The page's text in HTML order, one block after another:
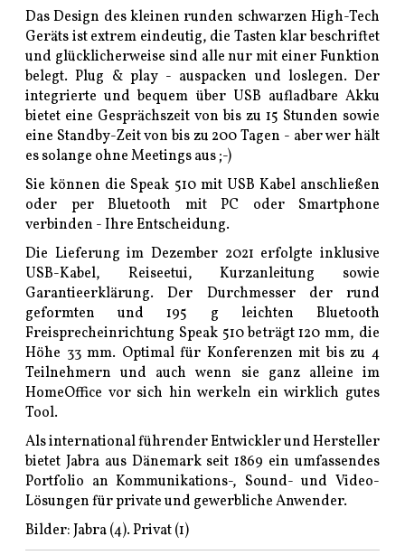
Das Design des kleinen runden schwarzen High-Tech
Geräts ist extrem eindeutig, die Tasten klar beschriftet
und glücklicherweise sind alle nur mit einer Funktion
belegt. Plug & play - auspacken und loslegen. Der
integrierte und bequem über USB aufladbare Akku
bietet eine Gesprächszeit von bis zu 15 Stunden sowie
eine Standby-Zeit von bis zu 200 Tagen - aber wer hält
es solange ohne Meetings aus ;-)
Sie können die Speak 510 mit USB Kabel anschließen
oder per Bluetooth mit PC oder Smartphone
verbinden - Ihre Entscheidung.
Die Lieferung im Dezember 2021 erfolgte inklusive
USB-Kabel, Reiseetui, Kurzanleitung sowie
Garantieerklärung. Der Durchmesser der rund
geformten und 195 g leichten Bluetooth
Freisprecheinrichtung Speak 510 beträgt 120 mm, die
Höhe 33 mm. Optimal für Konferenzen mit bis zu 4
Teilnehmern und auch wenn sie ganz alleine im
HomeOffice vor sich hin werkeln ein wirklich gutes
Tool.
Als international führender Entwickler und Hersteller
bietet Jabra aus Dänemark seit 1869 ein umfassendes
Portfolio an Kommunikations-, Sound- und Video-
Lösungen für private und gewerbliche Anwender.
Bilder: Jabra (4). Privat (1)